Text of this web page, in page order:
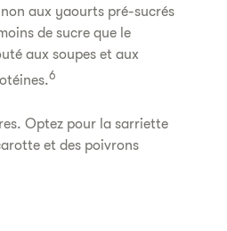
aux yaourts pré-sucrés
de sucre que le
aux soupes et aux
6
Optez pour la sarriette
et des poivrons